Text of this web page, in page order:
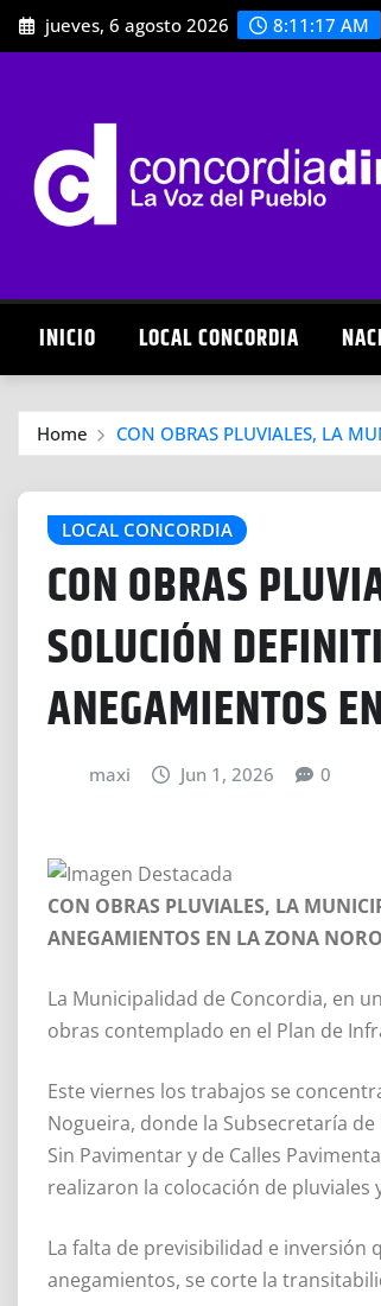
Skip
to
jueves, 6 agosto 2026 8:11:18 AM
INICIO LOCAL CONCORDIA
Home CON OBRAS PLUVIALES, LA
LOCAL CONCORDIA
CON OBRAS
SOLUCIÓN
ANEGAMIENTOS
maxi Jun 1, 2026 0
CON OBRAS PLUVIALES, LA
ANEGAMIENTOS EN LA ZONA
La Municipalidad de Concordia, en
obras contemplado en el Plan de
Este viernes los trabajos se
Nogueira, donde la Subsecretaría
Sin Pavimentar y de Calles
realizaron la colocación de pluviales
La falta de previsibilidad e inversión
anegamientos, se corte la